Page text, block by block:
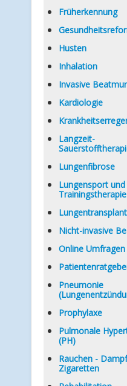
Früherkennung
Husten
Inhalation
Invasive
Kardiologie
Langzeit-
Lungenfibrose
Lungensport und
Trainingstherapie
Nicht-invasive
Online Umfragen
Pneumonie
Prophylaxe
Pulmonale
(PH)
Rauchen -
Zigaretten